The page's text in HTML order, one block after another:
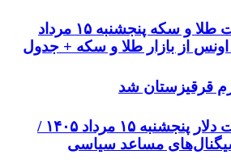
پیش‌ بینی قیمت طلا و سکه پنجشنبه ۱۵ مرداد
قرقیزستان شد
پیش ‌بینی قیمت دلار پنجشنبه ۱۵ مرداد ۱۴۰۵ /
سیگنال‌های مساعد سیاسی